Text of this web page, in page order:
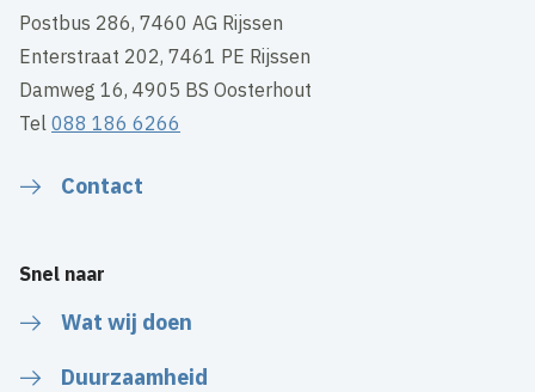
Postbus 286, 7460 AG Rijssen
Enterstraat 202, 7461 PE Rijssen
Damweg 16, 4905 BS Oosterhout
Tel088 186 6266
Contact
Snel naar
Wat wij doen
Duurzaamheid